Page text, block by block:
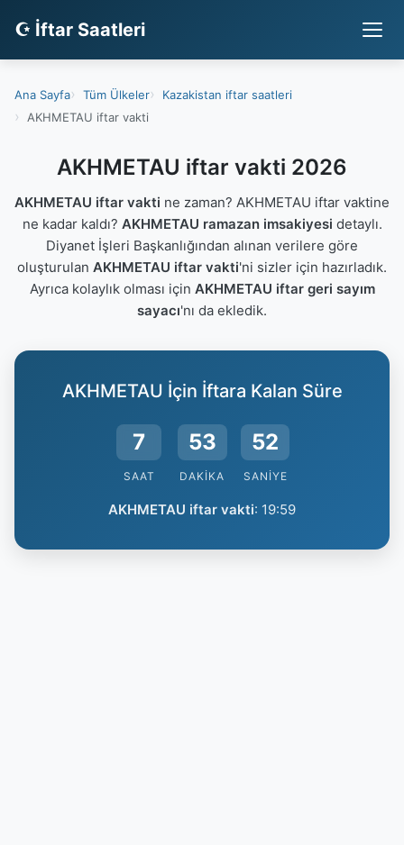
☪ İftar Saatleri
Ana Sayfa Tüm Ülkeler
Kazakistan iftar saatleri
AKHMETAU iftar vakti
AKHMETAU iftar vakti 2026
AKHMETAU iftar vakti ne zaman? AKHMETAU iftar vaktine
ne kadar kaldı? AKHMETAU ramazan imsakiyesi detaylı.
Diyanet İşleri Başkanlığından alınan verilere göre
oluşturulan AKHMETAU iftar vakti'ni sizler için hazırladık.
Ayrıca kolaylık olması için AKHMETAU iftar geri sayım
sayacı'nı da ekledik.
AKHMETAU İçin İftara Kalan Süre
7
SAAT
53
DAKIKA
52
SANIYE
AKHMETAU iftar vakti: 19:59